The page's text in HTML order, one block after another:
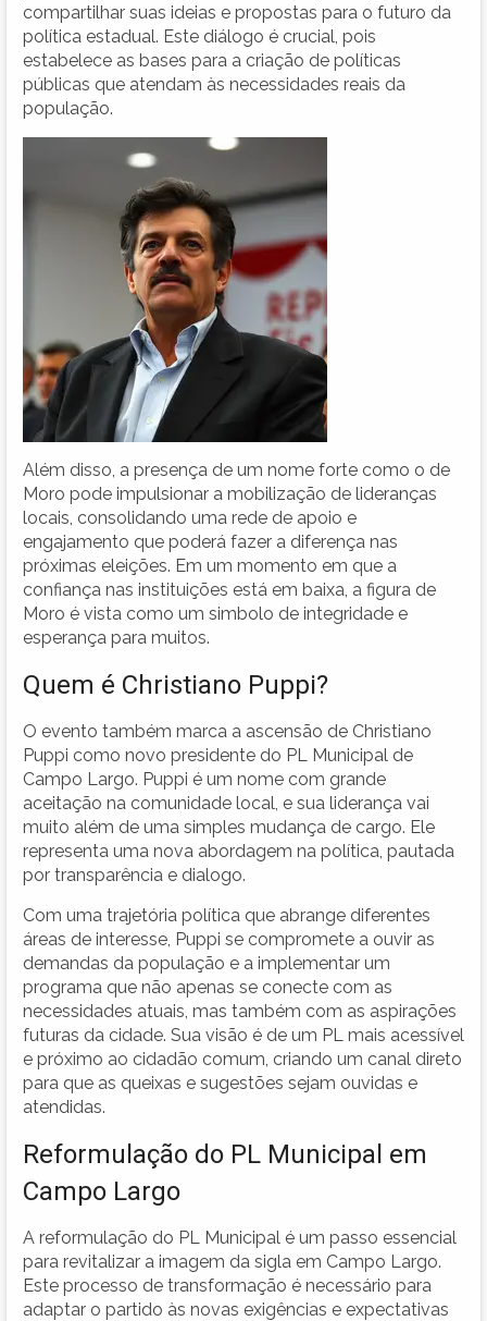
compartilhar suas ideias e propostas para o futuro da
política estadual. Este diálogo é crucial, pois
estabelece as bases para a criação de políticas
públicas que atendam às necessidades reais da
população.
Além disso, a presença de um nome forte como o de
Moro pode impulsionar a mobilização de lideranças
locais, consolidando uma rede de apoio e
engajamento que poderá fazer a diferença nas
próximas eleições. Em um momento em que a
confiança nas instituições está em baixa, a figura de
Moro é vista como um simbolo de integridade e
esperança para muitos.
Quem é Christiano Puppi?
O evento também marca a ascensão de Christiano
Puppi como novo presidente do PL Municipal de
Campo Largo. Puppi é um nome com grande
aceitação na comunidade local, e sua liderança vai
muito além de uma simples mudança de cargo. Ele
representa uma nova abordagem na política, pautada
por transparência e dialogo.
Com uma trajetória política que abrange diferentes
áreas de interesse, Puppi se compromete a ouvir as
demandas da população e a implementar um
programa que não apenas se conecte com as
necessidades atuais, mas também com as aspirações
futuras da cidade. Sua visão é de um PL mais acessível
e próximo ao cidadão comum, criando um canal direto
para que as queixas e sugestões sejam ouvidas e
atendidas.
Reformulação do PL Municipal em
Campo Largo
A reformulação do PL Municipal é um passo essencial
para revitalizar a imagem da sigla em Campo Largo.
Este processo de transformação é necessário para
adaptar o partido às novas exigências e expectativas